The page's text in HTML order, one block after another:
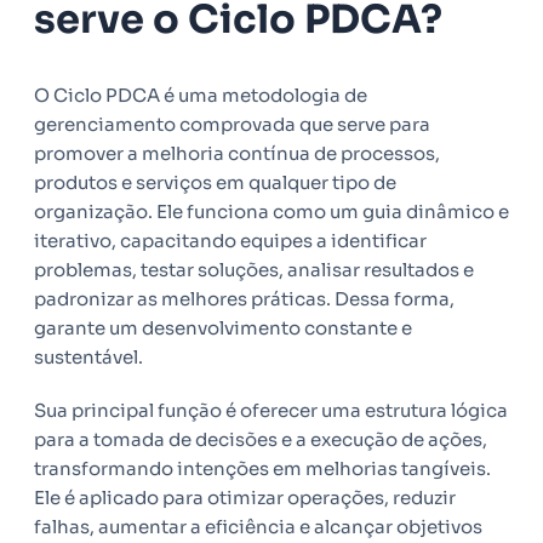
serve o Ciclo PDCA?
O Ciclo PDCA é uma metodologia de
gerenciamento comprovada que serve para
promover a melhoria contínua de processos,
produtos e serviços em qualquer tipo de
organização. Ele funciona como um guia dinâmico e
iterativo, capacitando equipes a identificar
problemas, testar soluções, analisar resultados e
padronizar as melhores práticas. Dessa forma,
garante um desenvolvimento constante e
sustentável.
Sua principal função é oferecer uma estrutura lógica
para a tomada de decisões e a execução de ações,
transformando intenções em melhorias tangíveis.
Ele é aplicado para otimizar operações, reduzir
falhas, aumentar a eficiência e alcançar objetivos